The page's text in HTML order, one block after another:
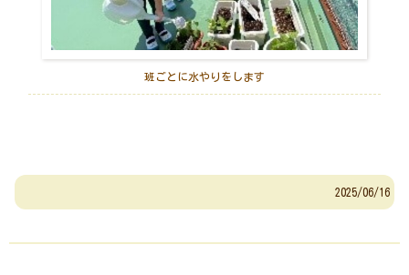
班ごとに水やりをします
2025/06/16